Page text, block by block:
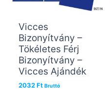
Vicces
Bizonyítvány –
Tökéletes Férj
Bizonyítvány –
Vicces Ajándék
2032Ft Bruttó